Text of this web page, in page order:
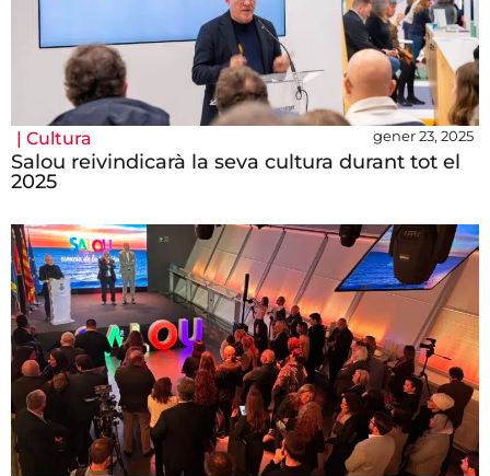
| Cultura gener 23, 2025
Salou reivindicarà la seva cultura durant tot el
2025